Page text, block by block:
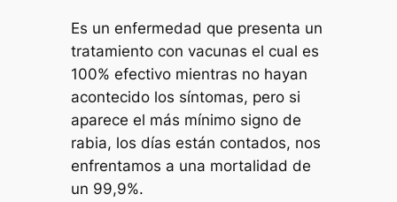
Es un enfermedad que presenta un
tratamiento con vacunas el cual es
100% efectivo mientras no hayan
acontecido los síntomas, pero si
aparece el más mínimo signo de
rabia, los días están contados, nos
enfrentamos a una mortalidad de
un 99,9%.